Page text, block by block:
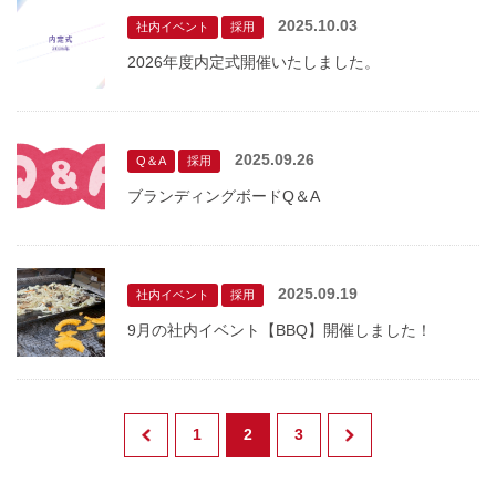
社内イベント 採用 2025.10.03
2026年度内定式開催いたしました。
Q＆A 採用 2025.09.26
ブランディングボードQ＆A
社内イベント 採用 2025.09.19
9月の社内イベント【BBQ】開催しました！
1 2 3